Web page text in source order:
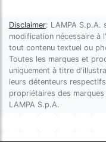
Disclaimer: LAMPA
modification nécessaire à
tout contenu textuel ou
Toutes les marques et
uniquement à titre
leurs détenteurs
propriétaires des
LAMPA S.p.A.